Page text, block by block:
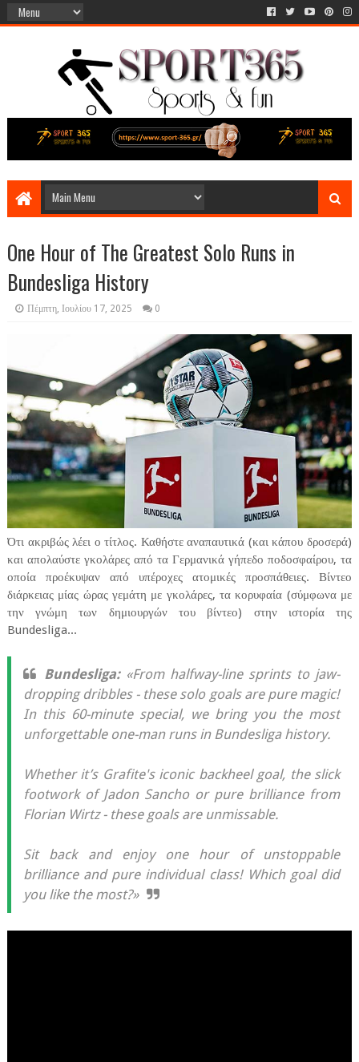
One Hour of The Greatest Solo Runs in
Bundesliga History
Πέμπτη, Ιουλίου 17, 2025 0
Ότι ακριβώς λέει ο τίτλος. Καθήστε αναπαυτικά (και κάπου δροσερά)
και απολαύστε γκολάρες από τα Γερμανικά γήπεδο ποδοσφαίρου, τα
οποία προέκυψαν από υπέροχες ατομικές προσπάθειες. Βίντεο
διάρκειας μίας ώρας γεμάτη με γκολάρες, τα κορυφαία (σύμφωνα με
την γνώμη των δημιουργών του βίντεο) στην ιστορία της
Bundesliga...
Bundesliga:«From halfway-line sprints to jaw-
dropping dribbles - these solo goals are pure magic!
In this 60-minute special, we bring you the most
unforgettable one-man runs in Bundesliga history.
Whether it’s Grafite's iconic backheel goal, the slick
footwork of Jadon Sancho or pure brilliance from
Florian Wirtz - these goals are unmissable.
Sit back and enjoy one hour of unstoppable
brilliance and pure individual class! Which goal did
you like the most?»